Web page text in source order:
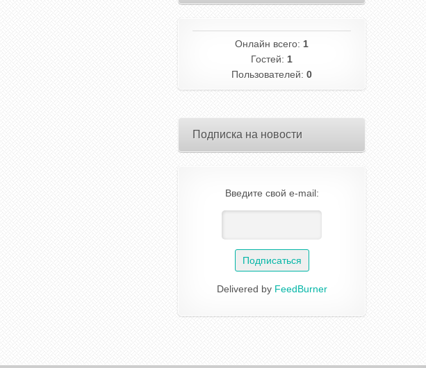
Онлайн всего: 1
Гостей: 1
Пользователей: 0
Подписка на новости
Введите свой e-mail:
Delivered by FeedBurner